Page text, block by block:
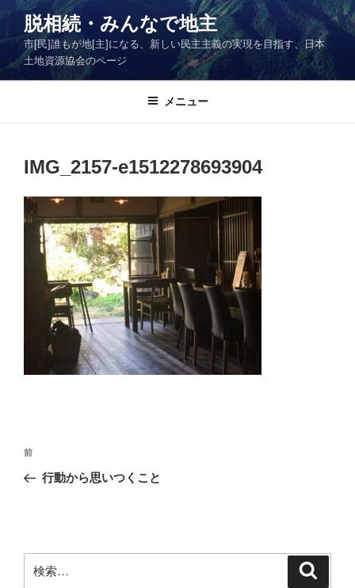
コ
テ
ン
ツ
脱相続・みんなで地主
市[民]誰もが地[主]になる、新しい民主主義の実現を目指す、日本
土地資源協会のページ
メニュー
IMG_2157-e1512278693904
投
ナ
ー
シ
前
の
前
行動から思いつくこと
索: